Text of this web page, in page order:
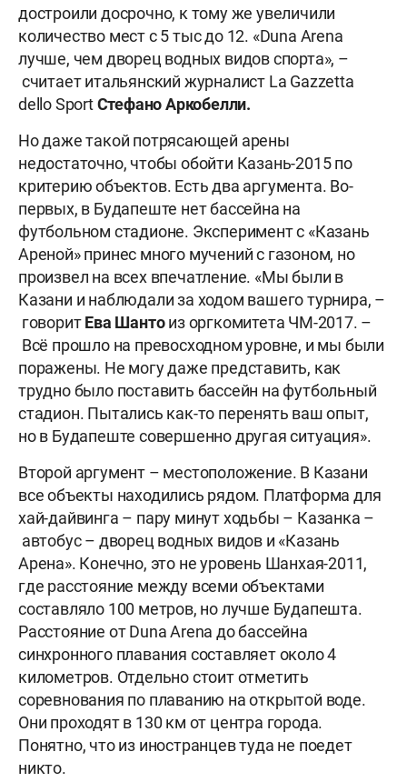
достроили досрочно, к тому же увеличили
количество мест с 5 тыс до 12. «Duna Arena
лучше, чем дворец водных видов спорта», –
считает итальянский журналист La Gazzetta
dello SportСтефано Аркобелли.
Но даже такой потрясающей арены
недостаточно, чтобы обойти Казань-2015 по
критерию объектов. Есть два аргумента. Во-
первых, в Будапеште нет бассейна на
футбольном стадионе. Эксперимент с «Казань
Ареной» принес много мучений с газоном, но
произвел на всех впечатление. «Мы были в
Казани и наблюдали за ходом вашего турнира, –
говоритЕва Шантоиз оргкомитета ЧМ-2017. –
Всё прошло на превосходном уровне, и мы были
поражены. Не могу даже представить, как
трудно было поставить бассейн на футбольный
стадион. Пытались как-то перенять ваш опыт,
но в Будапеште совершенно другая ситуация».
Второй аргумент – местоположение. В Казани
все объекты находились рядом. Платформа для
хай-дайвинга – пару минут ходьбы – Казанка –
автобус – дворец водных видов и «Казань
Арена». Конечно, это не уровень Шанхая-2011,
где расстояние между всеми объектами
составляло 100 метров, но лучше Будапешта.
Расстояние от Duna Arena до бассейна
синхронного плавания составляет около 4
километров. Отдельно стоит отметить
соревнования по плаванию на открытой воде.
Они проходят в 130 км от центра города.
Понятно, что из иностранцев туда не поедет
никто.